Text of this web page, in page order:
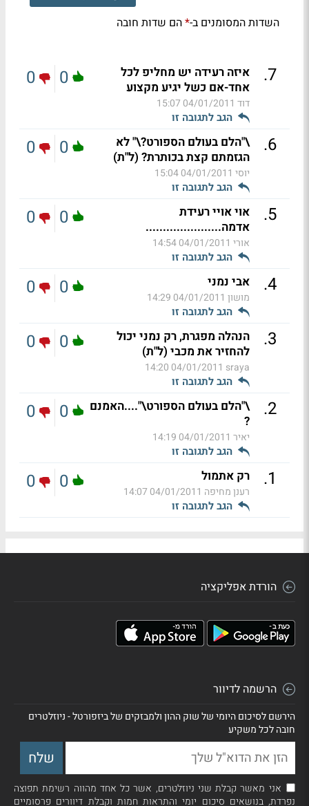
השדות המסומנים ב-*הם שדות חובה
7
.
איזה רעידה יש מחליפ לכל
אחד-אם כשל יגיע מקצוע
דוד 04/01/2011 15:07
הגב לתגובה זו
0
0
6
.
\"הלם בעולם הספורט?\" לא
הגזמתם קצת בכותרת? (ל"ת)
יוסי 04/01/2011 15:04
הגב לתגובה זו
0
0
5
.
אוי אויי רעידת
אדמה......................
אורי 04/01/2011 14:54
הגב לתגובה זו
0
0
4
. אבי נמני
מושון 04/01/2011 14:29
הגב לתגובה זו
0
0
3
.
הנהלה מפגרת, רק נמני יכול
להחזיר את מכבי (ל"ת)
sraya
04/01/2011 14:20
הגב לתגובה זו
0
0
2
.
\"הלם בעולם הספורט\"....האמנם
?
יאיר 04/01/2011 14:19
הגב לתגובה זו
0
0
1
. רק אתמול
רענן מחיפה 04/01/2011 14:07
הגב לתגובה זו
0
0
הורדת אפליקציה
הרשמה לדיוור
הירשם לסיכום היומי של שוק ההון ולמבזקים של ביזפורטל - ניוזלטרים
חובה לכל משקיע
אני מאשר קבלת שני ניוזלטרים, אשר כל אחד מהווה רשימת תפוצה
נפרדת, בנושאים סיכום יומי והתראות חמות וקבלת דיוורים פרסומיים